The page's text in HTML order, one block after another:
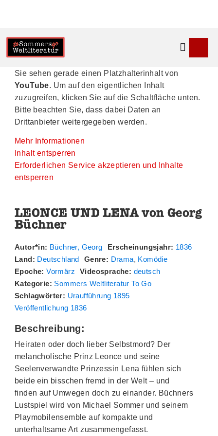
Sie sehen gerade einen Platzhalterinhalt von
YouTube. Um auf den eigentlichen Inhalt
zuzugreifen, klicken Sie auf die Schaltfläche unten.
Bitte beachten Sie, dass dabei Daten an
Drittanbieter weitergegeben werden.
Mehr Informationen
Inhalt entsperren
Erforderlichen Service akzeptieren und Inhalte
entsperren
LEONCE UND LENA von Georg
Büchner
Autor*in: Büchner, Georg Erscheinungsjahr: 1836
Land: Deutschland Genre: Drama, Komödie
Epoche:Vormärz Videosprache: deutsch
Kategorie: Sommers Weltliteratur To Go
Schlagwörter: Uraufführung 1895
Veröffentlichung 1836
Beschreibung:
Heiraten oder doch lieber Selbstmord? Der
melancholische Prinz Leonce und seine
Seelenverwandte Prinzessin Lena fühlen sich
beide ein bisschen fremd in der Welt – und
finden auf Umwegen doch zu einander. Büchners
Lustspiel wird von Michael Sommer und seinem
Playmobilensemble auf kompakte und
unterhaltsame Art zusammengefasst.